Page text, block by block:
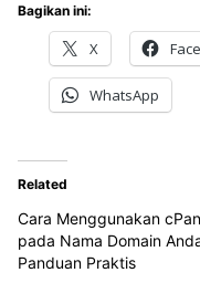
Bagikan ini:
X
WhatsApp
Related
Cara Menggunakan
pada Nama Domain
Panduan Praktis